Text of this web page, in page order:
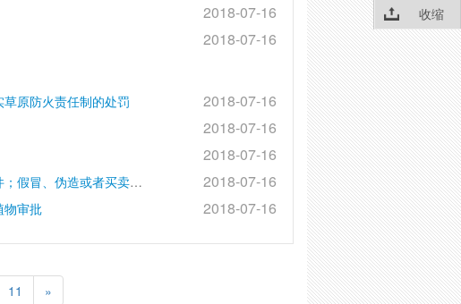
2018-07-16
2018-07-16
原防火责任制的处罚 2018-07-16
2018-07-16
2018-07-16
对提供虚假材料以欺骗方式取得许可证明文件；假冒、伪造或者买卖许可证明文件的处罚 2018-07-16
物审批 2018-07-16
11 »
收缩